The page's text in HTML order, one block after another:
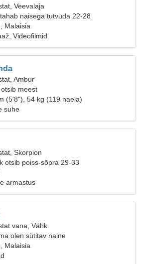
Veevalaja
naisega tutvuda 22-28
Malaisia
Videofilmid
Ambur
meest
(5'8"), 54 kg (119 naela)
suhe
Skorpion
otsib poiss-sõpra 29-33
armastus
vana, Vähk
olen sütitav naine
Malaisia